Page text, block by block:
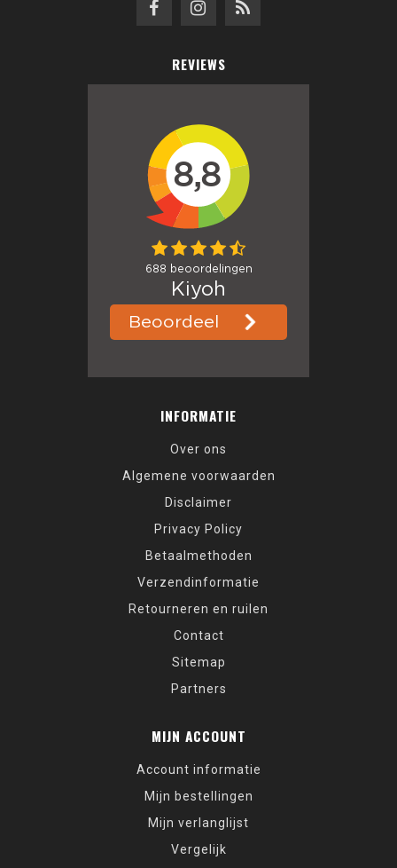
REVIEWS
INFORMATIE
Over ons
Algemene voorwaarden
Disclaimer
Privacy Policy
Betaalmethoden
Verzendinformatie
Retourneren en ruilen
Contact
Sitemap
Partners
MIJN ACCOUNT
Account informatie
Mijn bestellingen
Mijn verlanglijst
Vergelijk